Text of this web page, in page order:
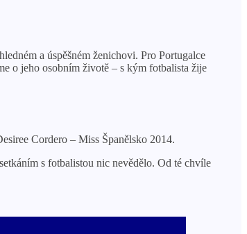
a úspěšném ženichovi. Pro Portugalce
o jeho osobním životě – s kým fotbalista žije
Cordero – Miss Španělsko 2014.
s fotbalistou nic nevědělo. Od té chvíle